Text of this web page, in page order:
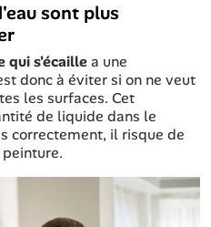
sont plus
qui s'écaillea une
donc à éviter si on ne veut
les surfaces. Cet
de liquide dans le
correctement, il risque de